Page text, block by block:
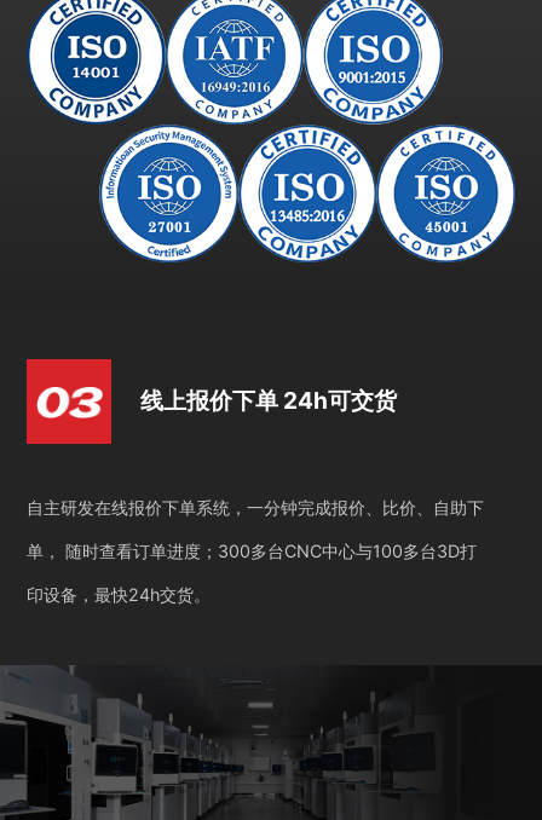
线上报价下单 24h可交货
自主研发在线报价下单系统，一分钟完成报价、比价、自助下
单， 随时查看订单进度；300多台CNC中心与100多台3D打
印设备，最快24h交货。